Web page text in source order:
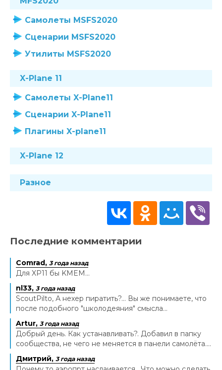
Самолеты MSFS2020
Сценарии MSFS2020
Утилиты MSFS2020
X-Plane 11
Самолеты X-Plane11
Сценарии X-Plane11
Плагины X-plane11
X-Plane 12
Разное
Последние комментарии
Comrad, 3 года назад
Для XP11 бы KMEM...
nl33, 3 года назад
ScoutPilto, А нехер пиратить?... Вы же понимаете, что
после подобного "школодеяния" смысла...
Artur, 3 года назад
Добрый день. Как устанавливать?. Добавил в папку
сообщества, не чего не меняется в панели самолёта....
Дмитрий, 3 года назад